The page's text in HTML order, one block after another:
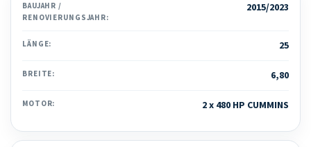
BAUJAHR /
RENOVIERUNGSJAHR:
2015/2023
LÄNGE: 25
BREITE: 6,80
MOTOR: 2 x 480 HP CUMMINS